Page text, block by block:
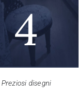
4
Preziosi disegni